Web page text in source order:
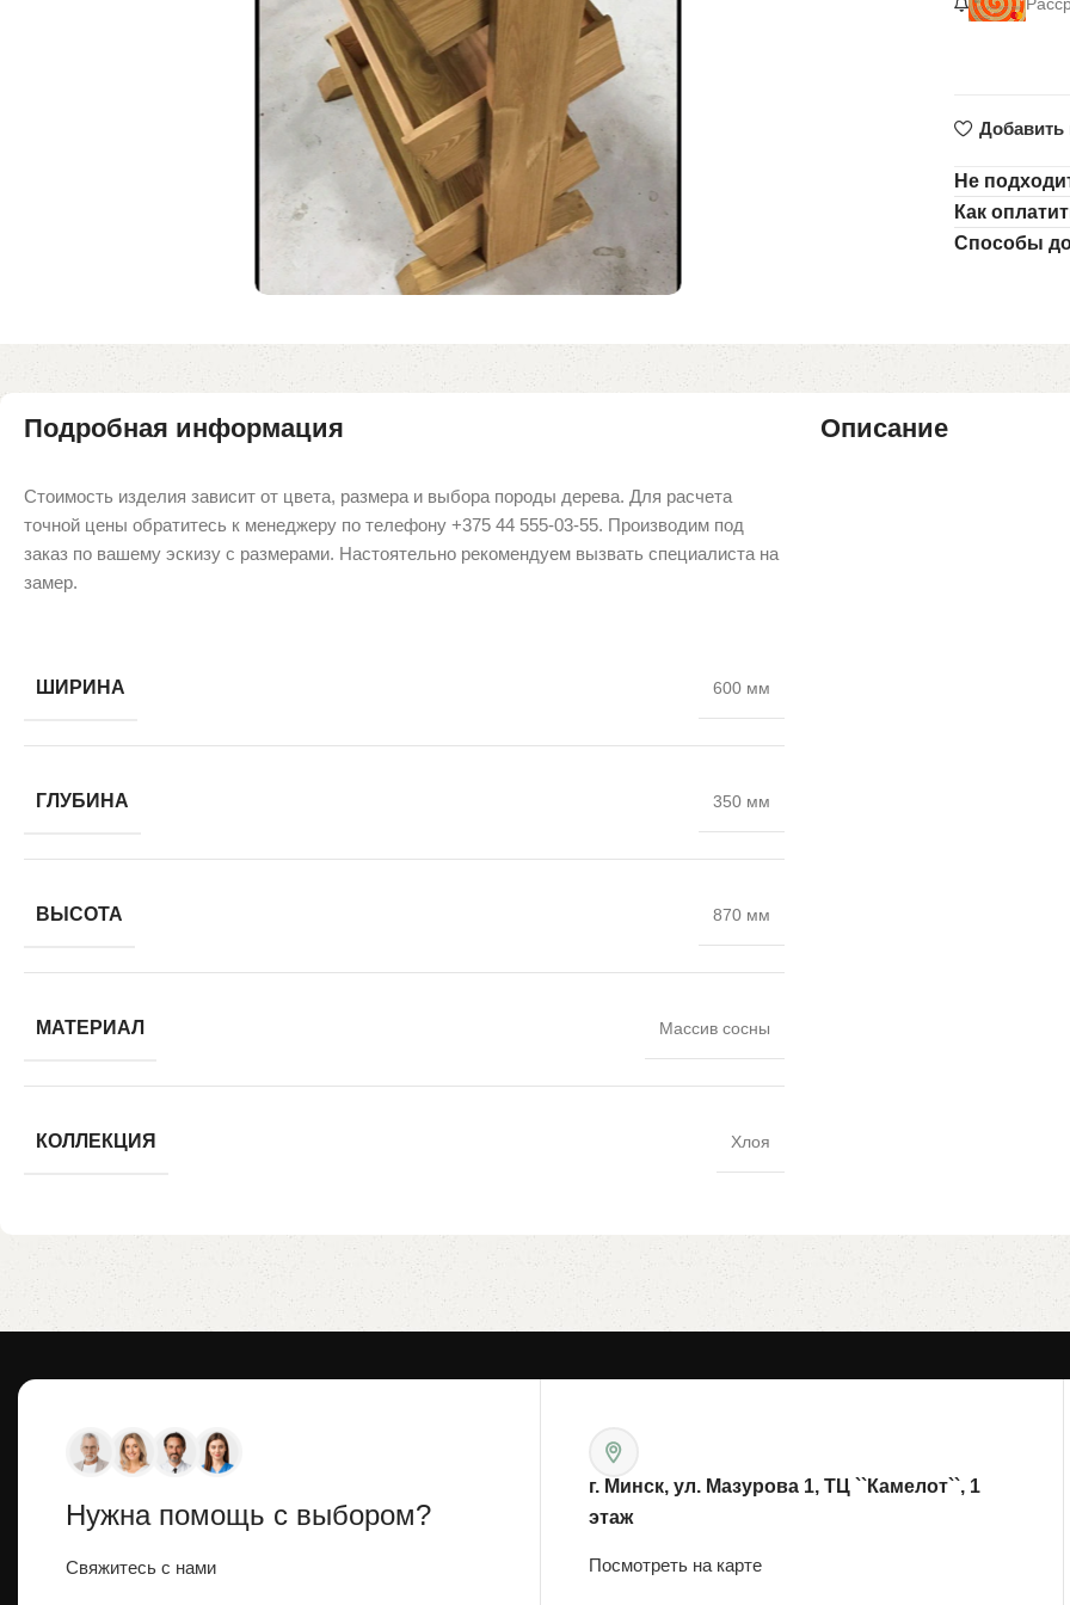
Добавить
Не
Как
Способы
Подробная информация
Стоимость изделия зависит от цвета, размера и выбора породы дерева. Для расчета
точной цены обратитесь к менеджеру по телефону +375 44 555-03-55. Производим под
заказ по вашему эскизу с размерами. Настоятельно рекомендуем вызвать специалиста на
замер.
ШИРИНА 600 мм
ГЛУБИНА 350 мм
ВЫСОТА 870 мм
МАТЕРИАЛ Массив сосны
КОЛЛЕКЦИЯ Хлоя
Описание
Нужна помощь с выбором?
Свяжитесь с нами
г. Минск, ул. Мазурова 1, ТЦ ``Камелот``, 1
этаж
Посмотреть на карте